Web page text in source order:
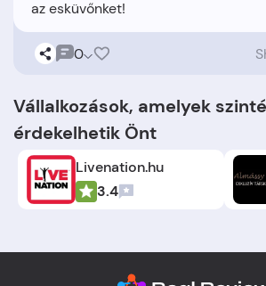
0
Vállalkozások, amelyek
érdekelhetik Önt
Livenation.hu
3.4